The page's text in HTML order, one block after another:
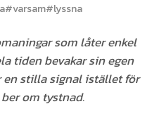
#varsam#lyssna
som låter enkel
tiden bevakar sin egen
stilla signal istället för
om tystnad.